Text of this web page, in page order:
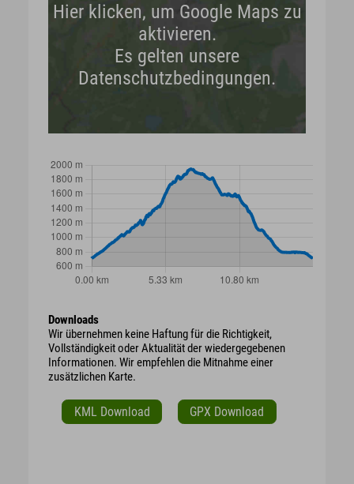
Hier klicken, um Google Maps zu
aktivieren.
Es gelten unsere
Datenschutzbedingungen.
Downloads
Wir übernehmen keine Haftung für die Richtigkeit,
Vollständigkeit oder Aktualität der wiedergegebenen
Informationen. Wir empfehlen die Mitnahme einer
zusätzlichen Karte.
KML Download GPX Download